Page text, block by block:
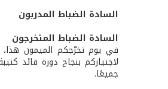
السادة الضباط المدربون
السادة الضباط المتخرجون
في يوم تخرّجكم الميمون
لاجتيازكم بنجاح دورة قائد
جميعًا.